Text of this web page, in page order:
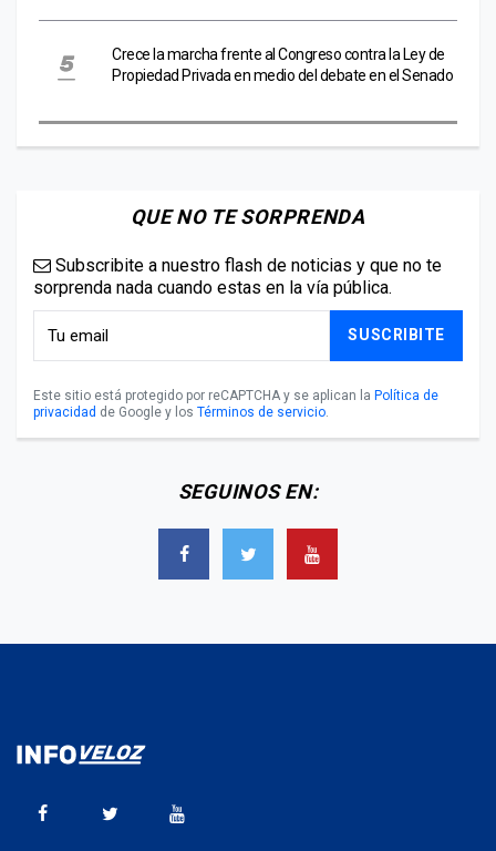
Crece la marcha frente al Congreso contra la Ley de
Propiedad Privada en medio del debate en el Senado
QUE NO TE SORPRENDA
Subscribite a nuestro flash de noticias y que no te
sorprenda nada cuando estas en la vía pública.
SUSCRIBITE
Este sitio está protegido por reCAPTCHA y se aplican la Política de
privacidad de Google y los Términos de servicio.
SEGUINOS EN: